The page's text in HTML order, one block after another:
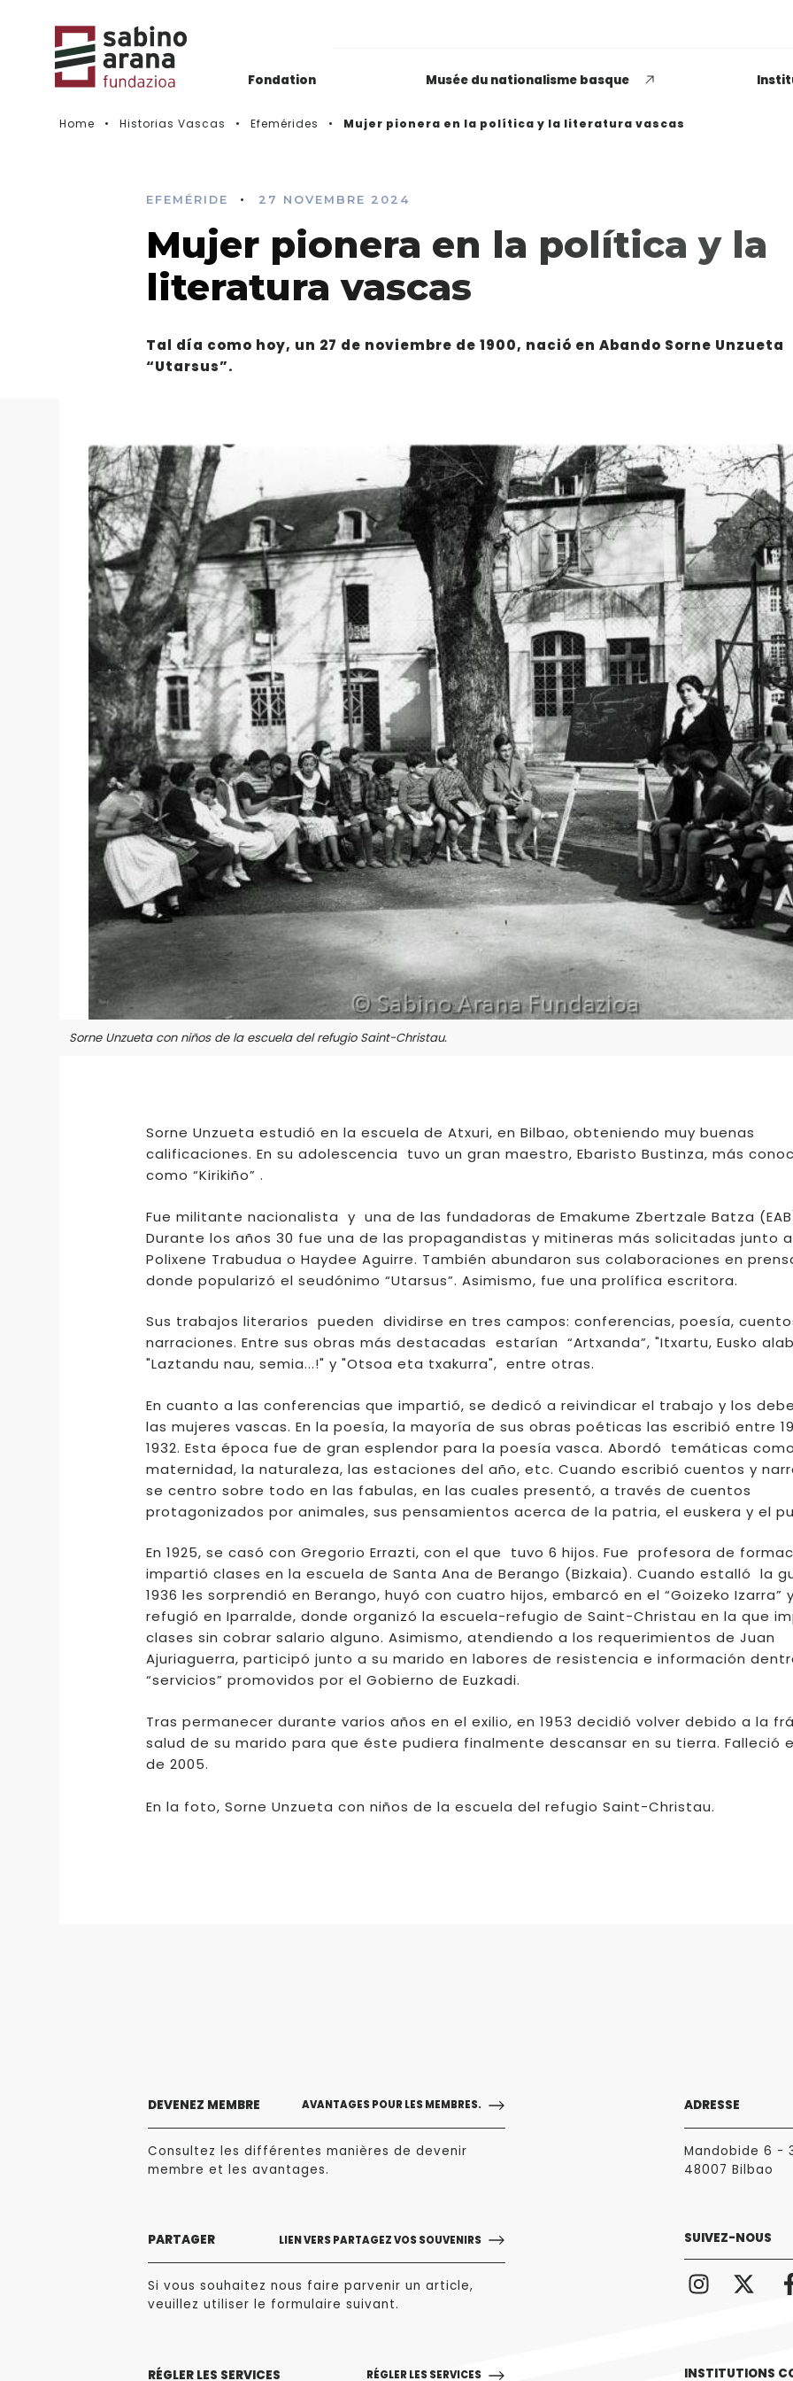
Fondation Musée du nationalisme basque
Histórico de convocatorias
Opiniones dispares
respecto a lo que significa
LEER MÁS
Home Historias Vascas Efemérides Mujer pionera en la política y la literatura vascas
EFEMÉRIDE • 27 NOVEMBRE 2024
Mujer pionera en la política y la
literatura vascas
Tal día como hoy, un 27 de noviembre de 1900, nació en Abando Sorne Unzueta
“Utarsus”.
Sorne Unzueta con niños de la escuela del refugio Saint-Christau.
Sorne Unzueta estudió en la escuela de Atxuri, en Bilbao, obteniendo muy buenas
calificaciones. En su adolescencia tuvo un gran maestro, Ebaristo Bustinza, más
como “Kirikiño” .
Fue militante nacionalista y una de las fundadoras de Emakume Zbertzale Batza
Durante los años 30 fue una de las propagandistas y mitineras más solicitadas junto a
Polixene Trabudua o Haydee Aguirre. También abundaron sus colaboraciones en
donde popularizó el seudónimo “Utarsus”. Asimismo, fue una prolífica escritora.
Sus trabajos literarios pueden dividirse en tres campos: conferencias, poesía,
narraciones. Entre sus obras más destacadas estarían “Artxanda”, "Itxartu, Eusko
"Laztandu nau, semia...!" y "Otsoa eta txakurra", entre otras.
En cuanto a las conferencias que impartió, se dedicó a reivindicar el trabajo y los
las mujeres vascas. En la poesía, la mayoría de sus obras poéticas las escribió entre
1932. Esta época fue de gran esplendor para la poesía vasca. Abordó temáticas
maternidad, la naturaleza, las estaciones del año, etc. Cuando escribió cuentos y
se centro sobre todo en las fabulas, en las cuales presentó, a través de cuentos
protagonizados por animales, sus pensamientos acerca de la patria, el euskera y el
En 1925, se casó con Gregorio Errazti, con el que tuvo 6 hijos. Fue profesora de
impartió clases en la escuela de Santa Ana de Berango (Bizkaia). Cuando estalló la
1936 les sorprendió en Berango, huyó con cuatro hijos, embarcó en el “Goizeko Izarra”
refugió en Iparralde, donde organizó la escuela-refugio de Saint-Christau en la que
clases sin cobrar salario alguno. Asimismo, atendiendo a los requerimientos de Juan
Ajuriaguerra, participó junto a su marido en labores de resistencia e información
“servicios” promovidos por el Gobierno de Euzkadi.
Tras permanecer durante varios años en el exilio, en 1953 decidió volver debido a la
salud de su marido para que éste pudiera finalmente descansar en su tierra. Falleció
de 2005.
En la foto, Sorne Unzueta con niños de la escuela del refugio Saint-Christau.
DEVENEZ MEMBRE AVANTAGES POUR LES MEMBRES.
Consultez les différentes manières de devenir
membre et les avantages.
PARTAGER LIEN VERS PARTAGEZ VOS SOUVENIRS
Si vous souhaitez nous faire parvenir un article,
veuillez utiliser le formulaire suivant.
RÉGLER LES SERVICES RÉGLER LES SERVICES
ADRESSE
Mandobide 6 -
48007 Bilbao
SUIVEZ-NOUS
INSTITUTIONS